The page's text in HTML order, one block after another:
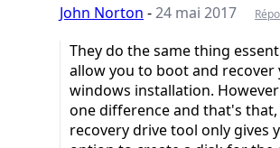
John Norton -24 mai 2017
They do the same thing
allow you to boot and recover
windows installation.
one difference and that's that,
recovery drive tool only gives